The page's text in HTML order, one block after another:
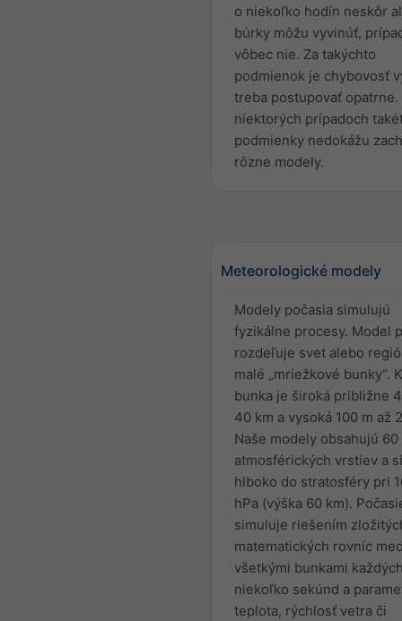
o niekoľko hodín neskôr
búrky môžu vyvinúť,
vôbec nie. Za takýchto
podmienok je chybovosť
treba postupovať opatrne.
niektorých prípadoch
podmienky nedokážu
rôzne modely.
Meteorologické modely
Modely počasia simulujú
fyzikálne procesy. Model
rozdeľuje svet alebo
malé „mriežkové bunky“.
bunka je široká približne
40 km a vysoká 100 m až
Naše modely obsahujú 60
atmosférických vrstiev a
hlboko do stratosféry pri
hPa (výška 60 km).
simuluje riešením
matematických rovníc
všetkými bunkami
niekoľko sekúnd a
teplota, rýchlosť vetra či